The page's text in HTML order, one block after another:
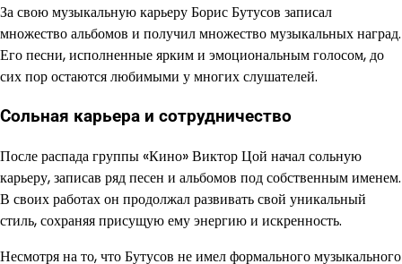
За свою музыкальную карьеру Борис Бутусов записал
множество альбомов и получил множество музыкальных наград.
Его песни, исполненные ярким и эмоциональным голосом, до
сих пор остаются любимыми у многих слушателей.
Сольная карьера и сотрудничество
После распада группы «Кино» Виктор Цой начал сольную
карьеру, записав ряд песен и альбомов под собственным именем.
В своих работах он продолжал развивать свой уникальный
стиль, сохраняя присущую ему энергию и искренность.
Несмотря на то, что Бутусов не имел формального музыкального